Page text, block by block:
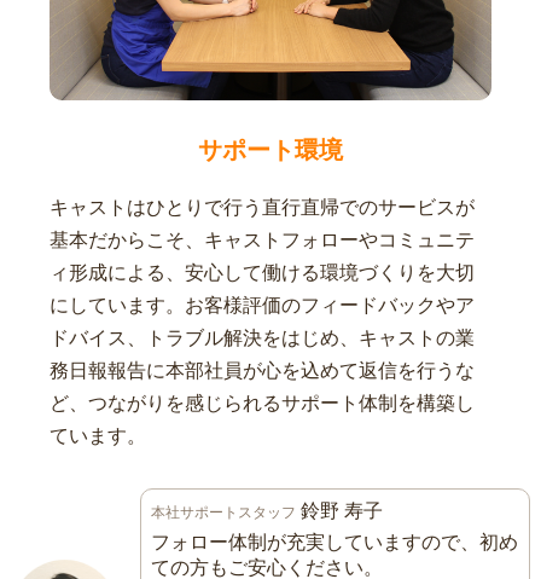
サポート環境
キャストはひとりで行う直行直帰でのサービスが
基本だからこそ、キャストフォローやコミュニテ
ィ形成による、安心して働ける環境づくりを大切
にしています。お客様評価のフィードバックやア
ドバイス、トラブル解決をはじめ、キャストの業
務日報報告に本部社員が心を込めて返信を行うな
ど、つながりを感じられるサポート体制を構築し
ています。
本社サポートスタッフ 鈴野 寿子
フォロー体制が充実していますので、初め
ての方もご安心ください。